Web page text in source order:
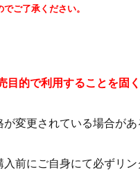
ご了承ください。
目的で利用することを固
変更されている場合があ
前にご自身にて必ずリン